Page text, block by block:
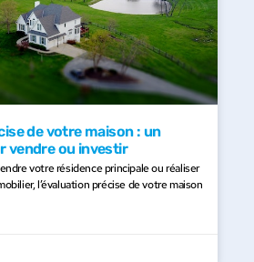
de votre maison : un
vendre ou investir
votre résidence principale ou réaliser
l’évaluation précise de votre maison